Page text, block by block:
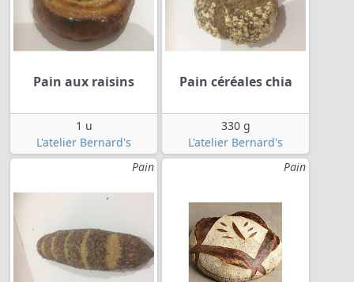
Pain aux raisins
1 u
L'atelier Bernard's
Pain céréales chia
330 g
L'atelier Bernard's
Pain
Pain